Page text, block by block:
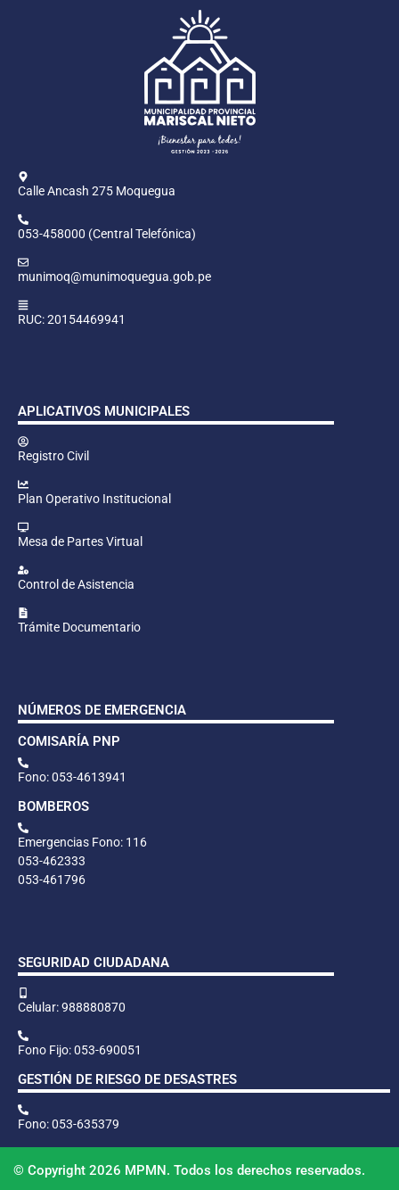
Calle Ancash 275 Moquegua
053-458000 (Central Telefónica)
munimoq@munimoquegua.gob.pe
RUC: 20154469941
APLICATIVOS MUNICIPALES
Registro Civil
Plan Operativo Institucional
Mesa de Partes Virtual
Control de Asistencia
Trámite Documentario
NÚMEROS DE EMERGENCIA
COMISARÍA PNP
Fono: 053-4613941
BOMBEROS
Emergencias Fono: 116
053-462333
053-461796
SEGURIDAD CIUDADANA
Celular: 988880870
Fono Fijo: 053-690051
GESTIÓN DE RIESGO DE DESASTRES
Fono: 053-635379
© Copyright 2026 MPMN. Todos los derechos reservados.